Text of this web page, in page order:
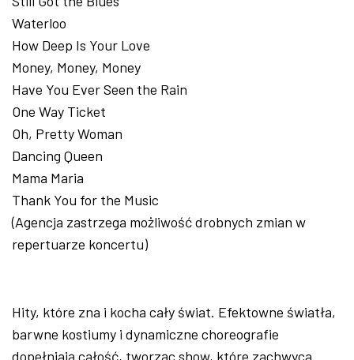
Waterloo
How Deep Is Your Love
Money, Money, Money
Have You Ever Seen the Rain
One Way Ticket
Oh, Pretty Woman
Dancing Queen
Mama Maria
Thank You for the Music
(Agencja zastrzega możliwość drobnych zmian w
repertuarze koncertu)
Hity, które zna i kocha cały świat. Efektowne światła,
barwne kostiumy i dynamiczne choreografie
dopełniają całość, tworząc show, które zachwyca